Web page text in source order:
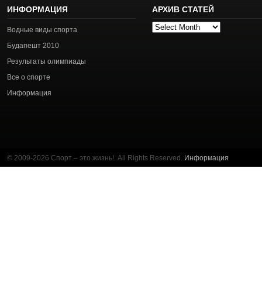
ИНФОРМАЦИЯ
Водные виды спорта
Будапешт 2010
Результаты олимпиады
Все о спорте
Информация
АРХИВ СТАТЕЙ
Архив
© 2009-2026 Спорт – это жизнь!. All Rights Reserved. Информация